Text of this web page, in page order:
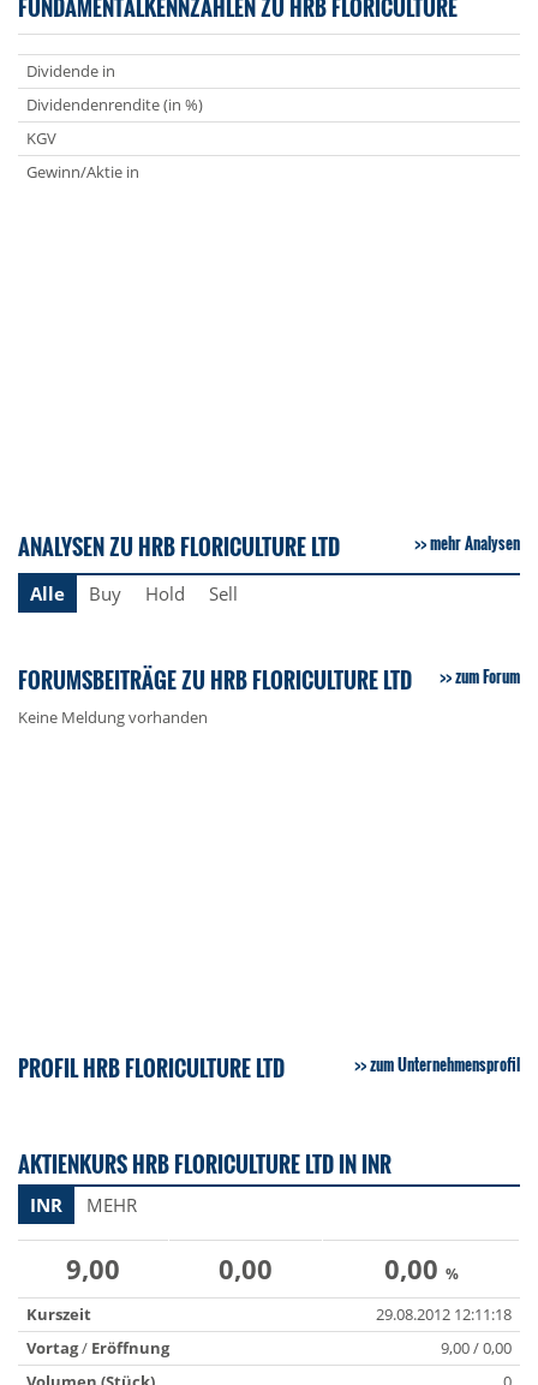
FUNDAMENTALKENNZAHLEN ZU HRB FLORICULTURE
Dividende in
Dividendenrendite (in %)
KGV
Gewinn/Aktie in
ANALYSEN ZU HRB FLORICULTURE LTD mehr Analysen
Alle Buy Hold Sell
FORUMSBEITRÄGE ZU HRB FLORICULTURE LTD zum Forum
Keine Meldung vorhanden
PROFIL HRB FLORICULTURE LTD zum Unternehmensprofil
AKTIENKURS HRB FLORICULTURE LTD IN INR
INR MEHR
9,00 0,00 0,00 %
Kurszeit
29.08.2012 12:11:18
Vortag/ Eröffnung
9,00 / 0,00